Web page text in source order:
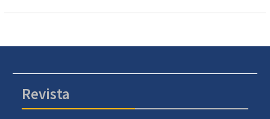
Revista